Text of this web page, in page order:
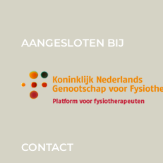
AANGESLOTEN BIJ
CONTACT